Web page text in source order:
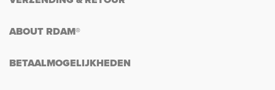
ABOUT RDAM®
BETAALMOGELIJKHEDEN